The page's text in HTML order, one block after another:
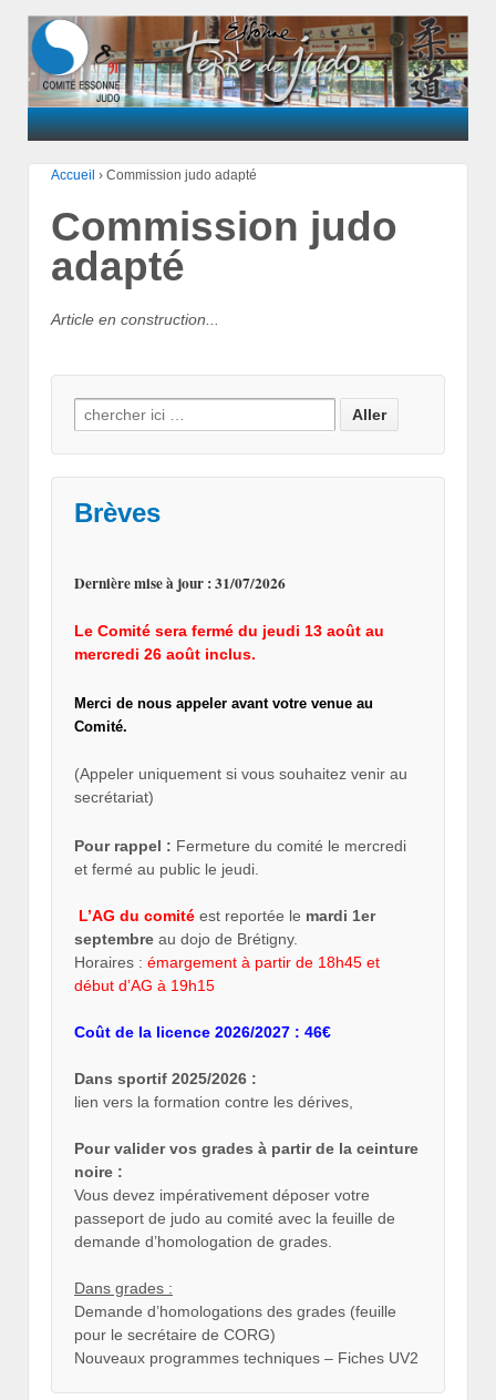
Accueil › Commission judo adapté
Commission judo
adapté
Article en construction...
Search for:
Brèves
Dernière mise à jour : 31/07/2026
Le Comité sera fermé du jeudi 13 août au
mercredi 26 août inclus.
Merci de nous appeler avant votre venue au
Comité.
(Appeler uniquement si vous souhaitez venir au
secrétariat)
Pour rappel : Fermeture du comité le mercredi
et fermé au public le jeudi.
L’AG du comité est reportée le mardi 1er
septembre au dojo de Brétigny.
Horaires : émargement à partir de 18h45 et
début d’AG à 19h15
Coût de la licence 2026/2027 : 46€
Dans sportif 2025/2026 :
lien vers la formation contre les dérives,
Pour valider vos grades à partir de la ceinture
noire :
Vous devez impérativement déposer votre
passeport de judo au comité avec la feuille de
demande d’homologation de grades.
Dans grades :
Demande d’homologations des grades (feuille
pour le secrétaire de CORG)
Nouveaux programmes techniques – Fiches UV2